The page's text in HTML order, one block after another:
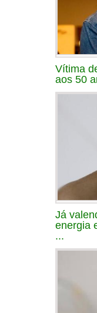
Vítima
aos 50
Já
energia
...